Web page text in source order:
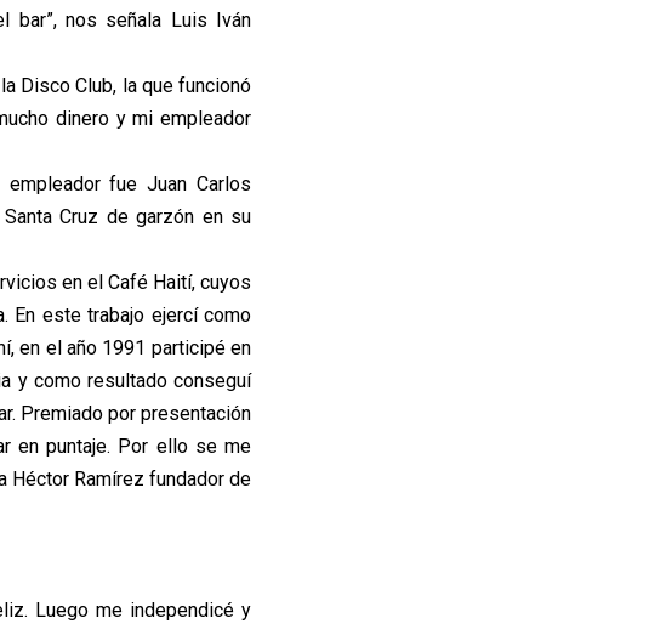
bar”, nos señala Luis Iván
Disco Club, la que funcionó
dinero y mi empleador
fue Juan Carlos
Cruz de garzón en su
en el Café Haití, cuyos
En este trabajo ejercí como
en el año 1991 participé en
y como resultado conseguí
Premiado por presentación
en puntaje. Por ello se me
Héctor Ramírez fundador de
Luego me independicé y